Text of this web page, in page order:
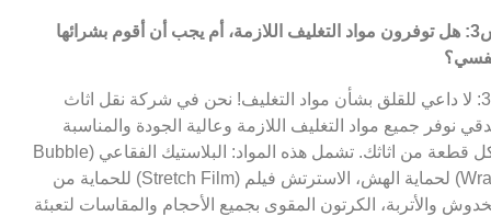
س3: هل توفرون مواد التغليف اللازمة، أم يجب أن أقوم بشرائها
ج3: لا داعي للقلق بشأن مواد التغليف! نحن في شركة نقل اثاث
نوفر جميع مواد التغليف اللازمة وعالية الجودة والمناسبة
لكل قطعة من اثاثك. تشمل هذه المواد: البلاستيك الفقاعي (Bubble
Wrap) لحماية الهش، الاسترتش فيلم (Stretch Film) للحماية من
والأتربة، الكرتون المقوى بجميع الأحجام والمقاسات لتعبئة